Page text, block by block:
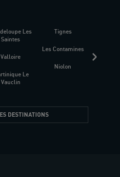
Les
Saintes
Valloire
Le
Vauclin
Tignes
Les Contamines
Niolon
DESTINATIONS